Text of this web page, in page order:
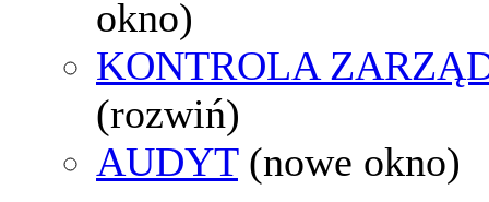
okno)
KONTROLA
(rozwiń)
AUDYT (nowe okno)